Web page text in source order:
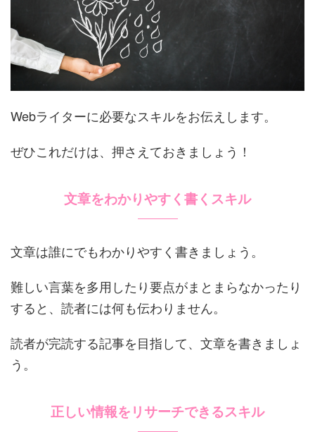
Webライターに必要なスキルをお伝えします。
ぜひこれだけは、押さえておきましょう！
文章をわかりやすく書くスキル
文章は誰にでもわかりやすく書きましょう。
難しい言葉を多用したり要点がまとまらなかったり
すると、読者には何も伝わりません。
読者が完読する記事を目指して、文章を書きましょ
う。
正しい情報をリサーチできるスキル